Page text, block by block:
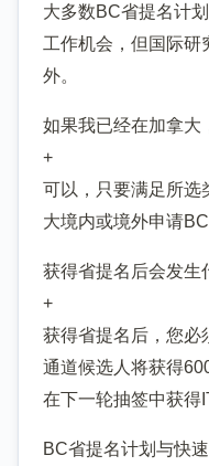
大多数BC省提名计
工作机会，但国际研
外。
如果我已经在加拿大
+
可以，只要满足所选
大境内或境外申请BC
获得省提名后会发生
+
获得省提名后，您必
通道候选人将获得
在下一轮抽签中获得
BC省提名计划与快